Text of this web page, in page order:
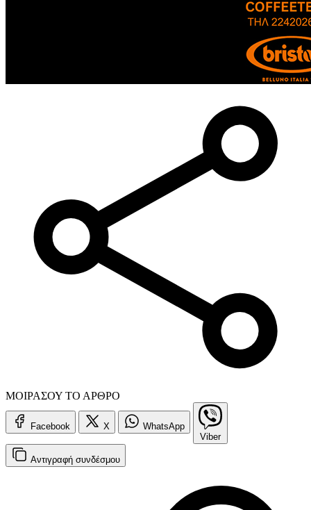
ΜΟΙΡΑΣΟΥ ΤΟ ΑΡΘΡΟ
Facebook X
WhatsApp
Viber
Αντιγραφή συνδέσμου